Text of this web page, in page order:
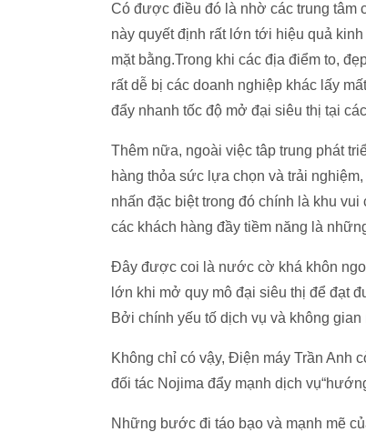
Có được điều đó là nhờ các trung tâm
này quyết định rất lớn tới hiệu quả
mặt bằng.Trong khi các địa điểm to,
rất dễ bị các doanh nghiệp khác lấy
đẩy nhanh tốc độ mở đại siêu thị tại
Thêm nữa, ngoài việc tâp trung phát
hàng thỏa sức lựa chọn và trải
nhấn đặc biệt trong đó chính là khu
các khách hàng đầy tiềm năng là
Đây được coi là nước cờ khá khôn
lớn khi mở quy mô đại siêu thị để đạt
Bởi chính yếu tố dịch vụ và không
Không chỉ có vậy, Điện máy Trần Anh
đối tác Nojima đẩy mạnh dịch
Những bước đi táo bạo và mạnh mẽ